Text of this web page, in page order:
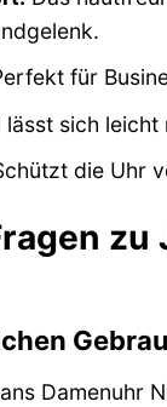
für
lässt sich
die Uhr
zu
Damenuhr